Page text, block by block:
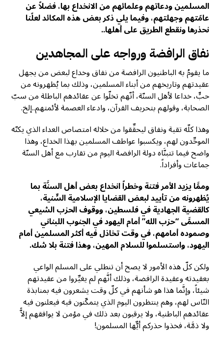
المسلمين ودعاتهم وعلمائهم من الانخداع بها، فضلاً عن
عامّتهم وجهلتهم، وفيما يلي ذكر بعض هذه المكائد لعلّنا
نحذرها ونقطع الطريق على أهلها..
نفاق الرافضة ورواجه على المجاهدين
ما يقومُ به الباطنيون الرافضة من نفاق وخداع لبعض من يجهل
عقيدتهم وتاريخهم من أبناء المسلمين، وذلك بما يُظهرونه من
حبٍّ، خداعا لأهل السنّة، أنّهم تخلّوا عن عقائدهم الباطلة من سبّ
الصحابة، وقولهم بتحريف القرآن، وادعاء العصمة لأئمتهم..إلخ.
وهذا كلّه تقية ونفاق ليحقِّقوا من خلاله امتصاص العداء الذي يكنّه
الموحِّدون لهم، ويكسبوا عواطف المسلمين بهذا الخداع، وهذا
واضح فيما تتبنَّاه دولة الرافضة اليوم من تقارب مع أهل السنّة
جماعات وأفراداً.
وممَّا يزيد الأمر فتنة وخطراً انخداع بعض أهل السنَّة بما
يُظهرونه من تأييد لبعض القضايا الإسلامية السٌّنية،
كالقضية الجهادية في فلسطين، ووقوف الحزب الشيعي
المسمَّى “حزب الله” أمام اليهود في الجنوب اللبناني
وصموده أمامهم، في وقت تخاذل فيه أكثر المسلمين أمام
اليهود، واستسلموا للسلام المهين، وهذا فتنة بلا شك.
ولكن كلّ هذه الأمور لا يصح أن تنطلي على المسلم الواعي
بعقيدته وعقيدة الرافضة، وذلك أنَّهم لم يغيِّروا من عقيدتهم
شيئاً، وإنَّما هذا هو شأنهم في كلّ وقت يشعرون فيه بمنابذة
النّاس لهم، وهم ينتظرون اليوم الذي يتمكّنون فيه فيعلنون فيه
عقائدهم الباطنية، ولا يرقبون بعد ذلك في مؤمن لا يوافقهم إلاًّ
ولا ذمَّة، فخذوا حذركم أيٌّها المسلمون!